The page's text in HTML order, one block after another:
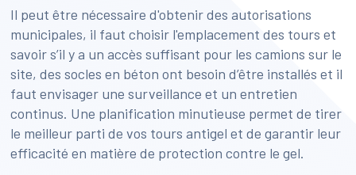
Il peut être nécessaire d'obtenir des autorisations
municipales, il faut choisir l'emplacement des tours et
savoir s’il y a un accès suffisant pour les camions sur le
site, des socles en béton ont besoin d’être installés et il
faut envisager une surveillance et un entretien
continus. Une planification minutieuse permet de tirer
le meilleur parti de vos tours antigel et de garantir leur
efficacité en matière de protection contre le gel.